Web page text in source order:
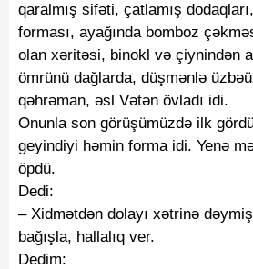
qaralmış sifəti, çatlamış
forması, ayağında bomboz
olan xəritəsi, binokl və çiynindən
ömrünü dağlarda, düşmənlə
qəhrəman, əsl Vətən övladı idi.
Onunla son görüşümüzdə ilk
geyindiyi həmin forma idi. Yenə
öpdü.
Dedi:
– Xidmətdən dolayı xətrinə
bağışla, hallalıq ver.
Dedim: